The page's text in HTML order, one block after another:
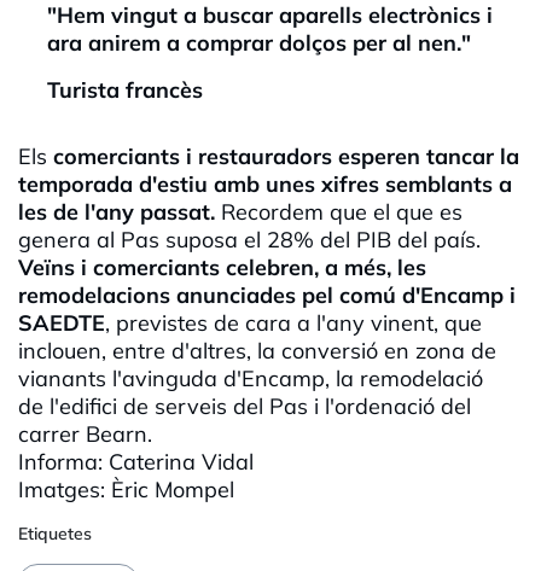
"Hem vingut a buscar aparells electrònics i
ara anirem a comprar dolços per al nen."
Turista francès
Els comerciants i restauradors esperen tancar la
temporada d'estiu amb unes xifres semblants a
les de l'any passat. Recordem que el que es
genera al Pas suposa el 28% del PIB del país.
Veïns i comerciants celebren, a més, les
remodelacions anunciades pel comú d'Encamp i
SAEDTE, previstes de cara a l'any vinent, que
inclouen, entre d'altres, la conversió en zona de
vianants l'avinguda d'Encamp, la remodelació
de l'edifici de serveis del Pas i l'ordenació del
carrer Bearn.
Informa: Caterina Vidal
Imatges: Èric Mompel
Etiquetes